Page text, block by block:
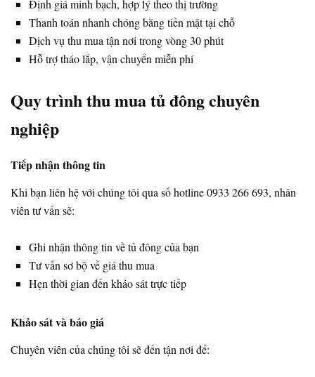
Định giá minh bạch, hợp lý theo thị trường
Thanh toán nhanh chóng bằng tiền mặt tại chỗ
Dịch vụ thu mua tận nơi trong vòng 30 phút
Hỗ trợ tháo lắp, vận chuyển miễn phí
Quy trình thu mua tủ đông chuyên
nghiệp
Tiếp nhận thông tin
Khi bạn liên hệ với chúng tôi qua số hotline 0933 266 693, nhân
viên tư vấn sẽ:
Ghi nhận thông tin về tủ đông của bạn
Tư vấn sơ bộ về giá thu mua
Hẹn thời gian đến khảo sát trực tiếp
Khảo sát và báo giá
Chuyên viên của chúng tôi sẽ đến tận nơi để: